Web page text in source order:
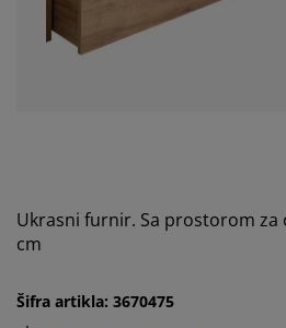
Ukrasni furnir. Sa prostorom za
cm
Šifra artikla: 3670475